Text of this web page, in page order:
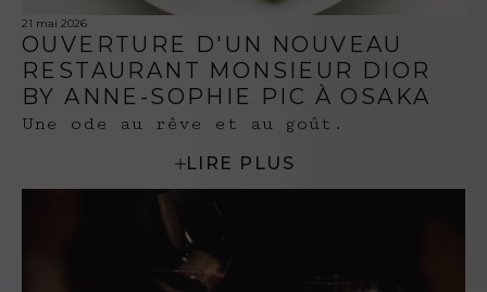
21 mai 2026
OUVERTURE D'UN NOUVEAU
RESTAURANT MONSIEUR DIOR
BY ANNE-SOPHIE PIC À OSAKA
Une ode au rêve et au goût.
LIRE PLUS